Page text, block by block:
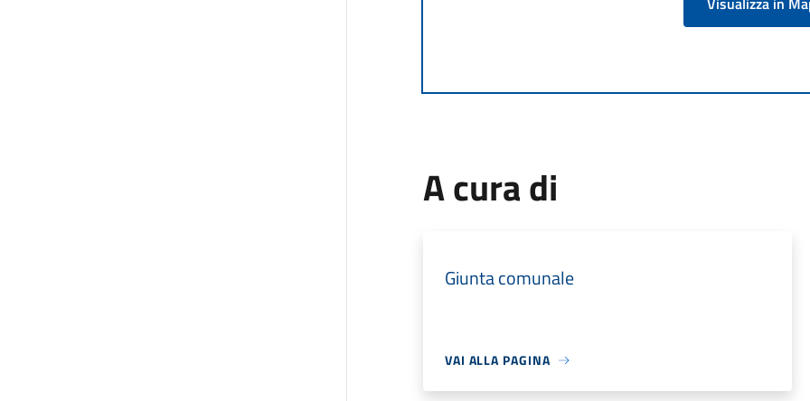
A cura di
Giunta comunale
VAI ALLA PAGINA